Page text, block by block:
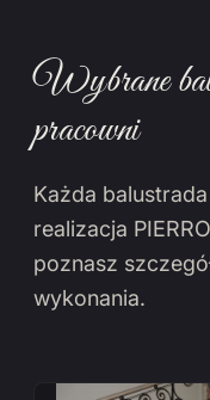
Wybrane
pracowni
Każda
realizacja
poznasz
wykonania.